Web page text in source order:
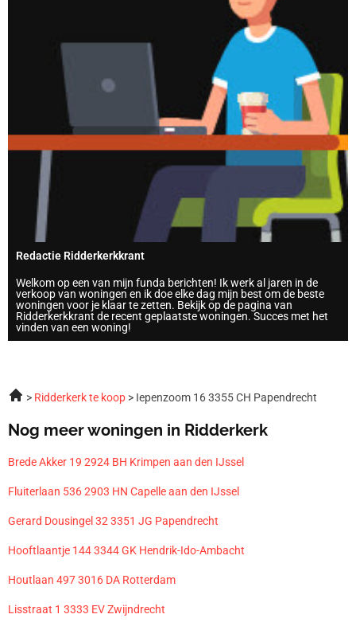
Redactie Ridderkerkkrant
Welkom op een van mijn funda berichten! Ik werk al jaren in de
verkoop van woningen en ik doe elke dag mijn best om de beste
woningen voor je klaar te zetten. Bekijk op de pagina van
Ridderkerkkrant de recent geplaatste woningen. Succes met het
vinden van een woning!
Ridderkerk te koop Iepenzoom 16 3355 CH Papendrecht
Nog meer woningen in Ridderkerk
Brede Akker 19 2924 BH Krimpen aan den IJssel
Fluiterlaan 536 2903 HN Capelle aan den IJssel
Gerard Dousingel 32 3351 JG Papendrecht
Hooftlaantje 144 3344 GK Hendrik-Ido-Ambacht
Houtlaan 497 3016 DA Rotterdam
Lisstraat 1 3333 EV Zwijndrecht